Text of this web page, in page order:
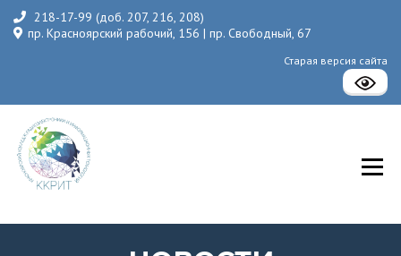
218-17-99 (доб. 207, 216, 208)
пр. Красноярский рабочий, 156 | пр. Свободный, 67
Старая версия сайта